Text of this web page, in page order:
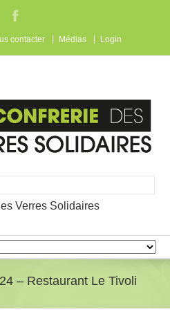
contacter Médias Login
Verres Solidaires
– Restaurant Le Tivoli